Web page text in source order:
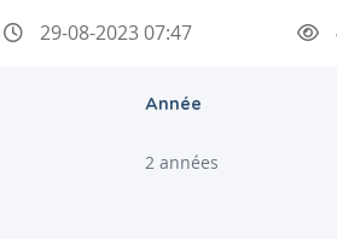
29-08-2023 07:47
Année
2 années